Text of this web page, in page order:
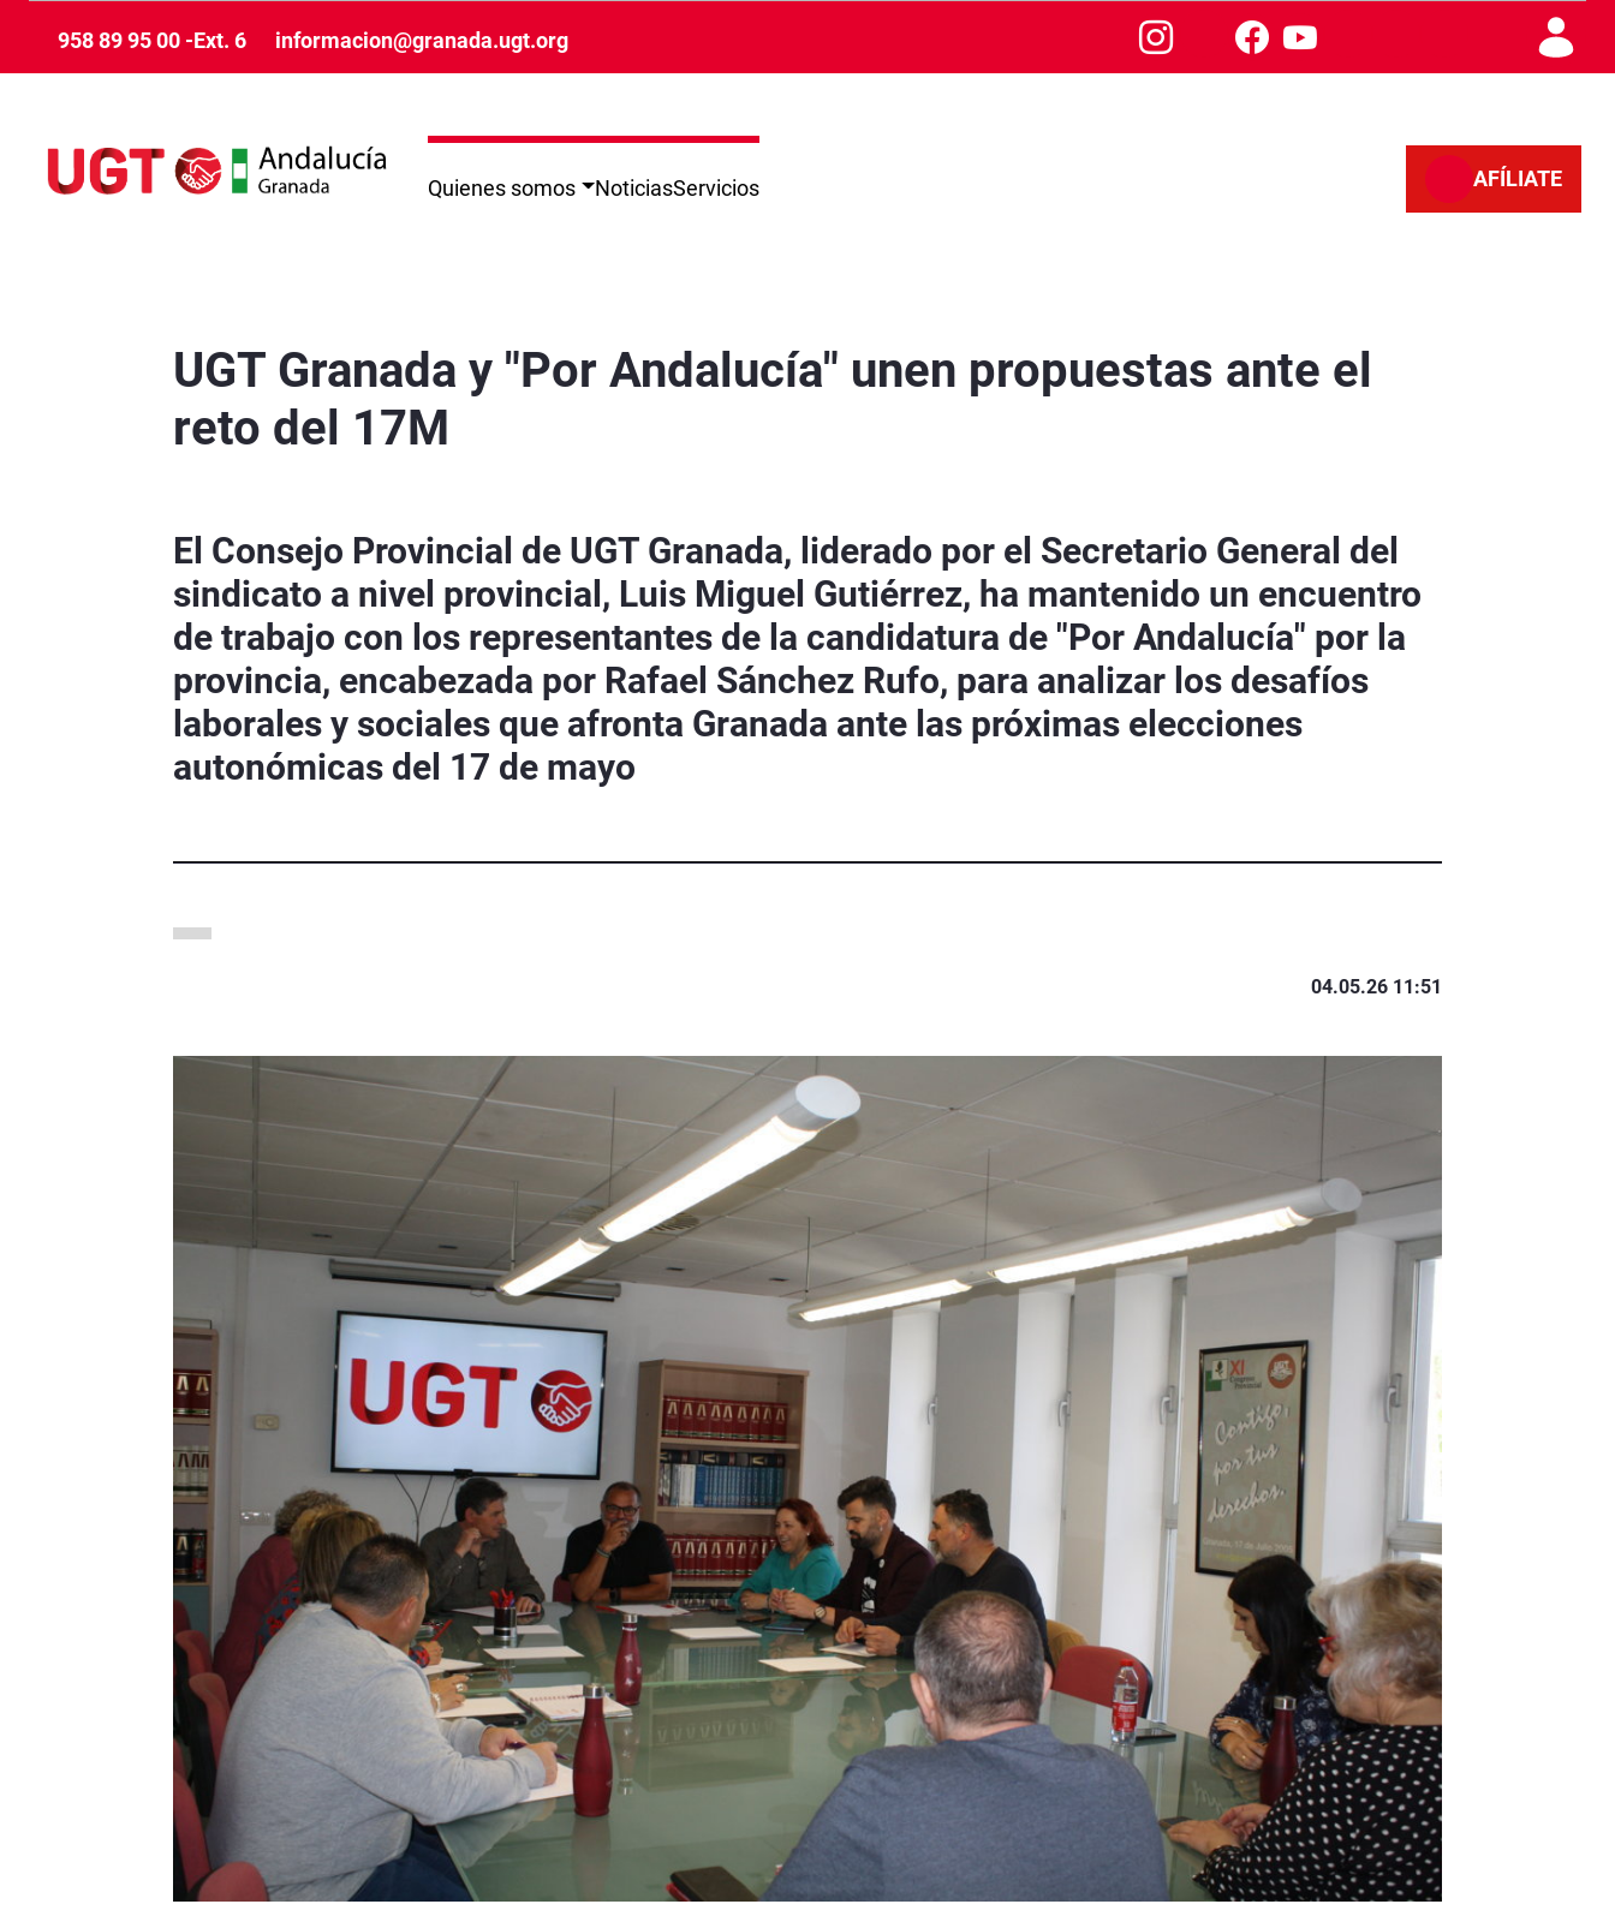
958 89 95 00 -Ext. 6 informacion@granada.ugt.org
Quienes somos NoticiasServicios AFÍLIATE
UGT Granada y "Por Andalucía" unen propuestas ante el
reto del 17M
El Consejo Provincial de UGT Granada, liderado por el Secretario General del
sindicato a nivel provincial, Luis Miguel Gutiérrez, ha mantenido un encuentro
de trabajo con los representantes de la candidatura de "Por Andalucía" por la
provincia, encabezada por Rafael Sánchez Rufo, para analizar los desafíos
laborales y sociales que afronta Granada ante las próximas elecciones
autonómicas del 17 de mayo
04.05.26 11:51